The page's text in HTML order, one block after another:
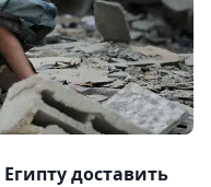
доставить